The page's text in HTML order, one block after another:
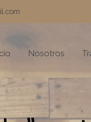
Nosotros